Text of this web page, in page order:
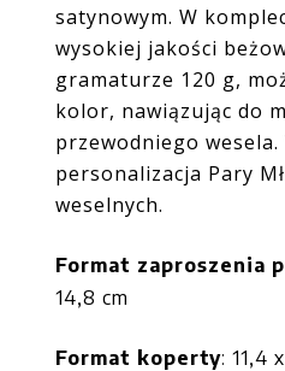
satynowym. W
wysokiej jakości
gramaturze 120 g,
kolor, nawiązując do
przewodniego wesela.
personalizacja Pary
weselnych.
Format zaproszenia
14,8 cm
Format koperty: 11,4